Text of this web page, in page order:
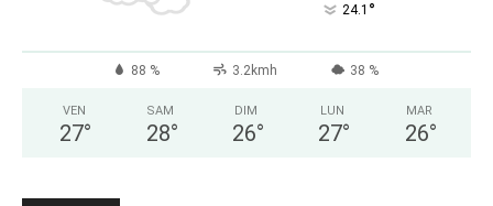
24.1 °
88 % 3.2kmh 38 %
VEN
27°
SAM
28°
DIM
26°
LUN
27°
MAR
26°